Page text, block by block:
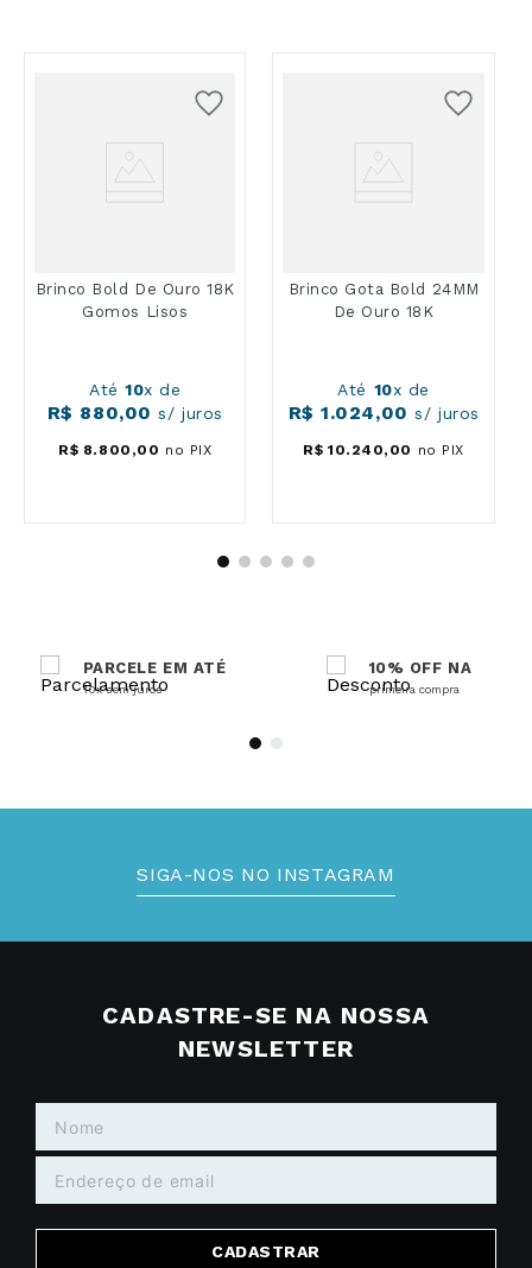
Brinco Bold De Ouro 18K
Gomos Lisos
Até10x de
R$ 880,00 s/ juros
R$ 8.800,00no PIX
Brinco Gota Bold 24MM
De Ouro 18K
Até10x de
R$ 1.024,00 s/ juros
R$ 10 .240 ,00 no PIX
PARCELE EM ATÉ
10x sem juros
10% OFF NA
primeira compra
SIGA-NOS NO INSTAGRAM
CADASTRE-SE NA NOSSA
NEWSLETTER
CADASTRAR